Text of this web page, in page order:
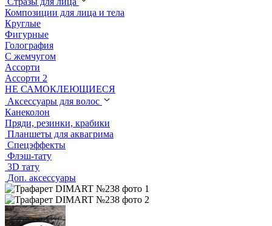
Композиции для лица и тела
Круглые
Фигурные
Голография
С жемчугом
Ассорти
Ассорти 2
НЕ САМОКЛЕЮЩИЕСЯ
Аксессуары для волос
Канеколон
Пряди, резинки, крабики
Планшеты для аквагрима
Спецэффекты
Флэш-тату
3D тату
Доп. аксессуары